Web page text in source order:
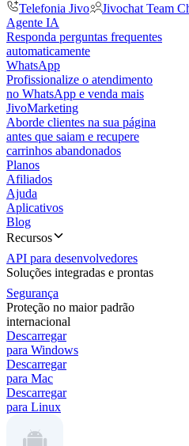
Telefonia Jivo
Jivochat Team
Agente IA
Responda perguntas frequentes
automaticamente
WhatsApp
Profissionalize o atendimento
no WhatsApp e venda mais
JivoMarketing
Aborde clientes na sua página
antes que saiam e recupere
carrinhos abandonados
Planos
Afiliados
Ajuda
Aplicativos
Blog
Recursos
API para desenvolvedores
Soluções integradas e prontas
Segurança
Proteção no maior padrão
internacional
Descarregar
para Windows
Descarregar
para Mac
Descarregar
para Linux